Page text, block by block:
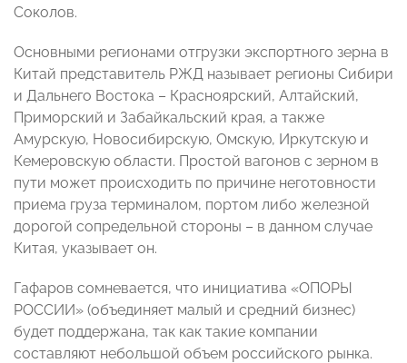
Соколов.
Основными регионами отгрузки экспортного зерна в
Китай представитель РЖД называет регионы Сибири
и Дальнего Востока – Красноярский, Алтайский,
Приморский и Забайкальский края, а также
Амурскую, Новосибирскую, Омскую, Иркутскую и
Кемеровскую области. Простой вагонов с зерном в
пути может происходить по причине неготовности
приема груза терминалом, портом либо железной
дорогой сопредельной стороны – в данном случае
Китая, указывает он.
Гафаров сомневается, что инициатива «ОПОРЫ
РОССИИ» (объединяет малый и средний бизнес)
будет поддержана, так как такие компании
составляют небольшой объем российского рынка.